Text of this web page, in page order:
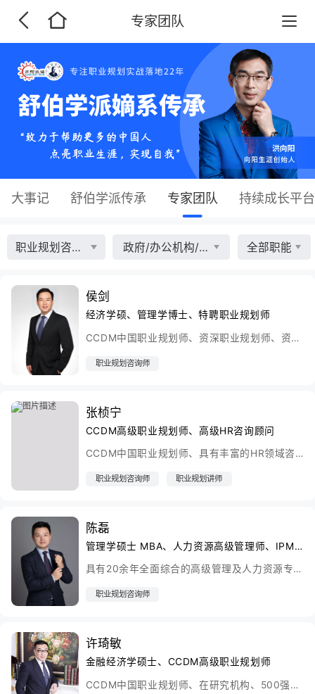
专家团队
大事记 舒伯学派传承 专家团队 持续成长平台
职业规划咨询师 政府/办公机构/其他 全部职能
侯剑
经济学硕、管理学博士、特聘职业规划师
CCDM中国职业规划师、资深职业规划师、资深心理咨询专家、测评咨询中心研究员。长期从事心理学与人力资源的教学和实践工作,与国家自然科学基金研究项目一项，省部级项目三项。
职业规划咨询师
张桢宁
CCDM高级职业规划师、高级HR咨询顾问
CCDM中国职业规划师、具有丰富的HR领域咨询经验，担任上海建行路支行行长胜任力模型顾问组首席顾问负责领导力胜任力模型的制作和选拔实施。作为花旗软件、飞利浦、上海大众汽车的高级HR咨询顾问，负责公司营销类、研发类岗位的中高层管理人员和员工访谈，员工素质模型心理学取样及测评实施，素质模型总结汇报，招聘面试设计及操作等。
职业规划咨询师 职业规划讲师
陈磊
管理学硕士 MBA、人力资源高级管理师、IPMP国际项目经理管理师
具有20余年全面综合的高级管理及人力资源专业管理经验，是国内排名第一的企业管理咨询公司高级合伙人
职业规划咨询师
许琦敏
金融经济学硕士、CCDM高级职业规划师
CCDM中国职业规划师、在研究机构、500强外企、国外银行、国内金融机构都有多年工作经验，从事过科学研究、信息科技、项目和团队管理、管理咨询等方面的工作，有国外留学和工作背景。